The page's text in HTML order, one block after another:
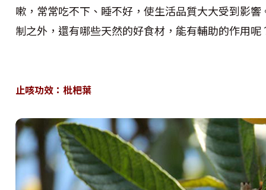
嗽，常常吃不下、睡不好，使生活品質大大受到影
制之外，還有哪些天然的好食材，能有輔助的作用呢
止咳功效：枇杷葉